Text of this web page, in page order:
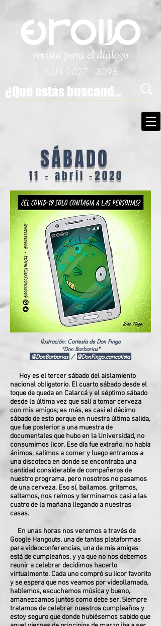
2027 - 3096
SÁBADO
11 - abril -2020
Ilustración: Cortesía de Don Fingo
"Don Barbarias"
@DonBarbarias / @DonFingo.caricatista
Hoy es el tercer sábado del aislamiento
nacional obligatorio. El cuarto sábado desde el
toque de queda en Calarcá y el séptimo sábado
desde la última vez que salí a tomar cerveza
con mis amigos; es más, es casi el décimo
sábado de esto porque en nuestra última salida,
que fue posterior a una muestra de
documentales que hubo en la Universidad, no
consumimos licor. Ese día fue extraño, no había
ánimos, salimos a comer y luego entramos a
una discoteca en donde se encontraba una
cantidad considerable de compañeros de
nuestro programa, pero nosotros no pasamos
de una cerveza. Eso sí, bailamos, gritamos,
saltamos, nos reímos y terminamos casi a las
cuatro de la mañana llegando a nuestras
casas.
En unas horas nos veremos a través de
Google Hangouts, una de tantas plataformas
para videoconferencias, una de mis amigas
está de cumpleaños, y ya que no nos debemos
reunir a celebrar decidimos hacerlo
virtualmente. Cada uno compró su licor favorito
y se espera que nos veamos por videollamada,
hablemos, escuchemos música y bueno,
amanezcamos juntos como debe ser. Siempre
tratamos de celebrar nuestros cumpleaños y
estoy seguro que donde hubiésemos sabido que